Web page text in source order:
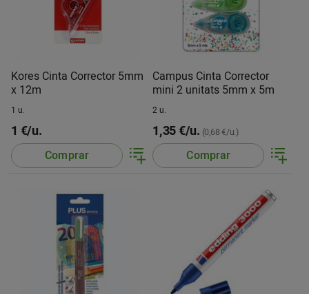
Kores Cinta Corrector 5mm
x 12m
1 u.
1 €/u.
Comprar
Campus Cinta Corrector
mini 2 unitats 5mm x 5m
2 u.
1,35 €/u. (0,68 €/u.)
Comprar